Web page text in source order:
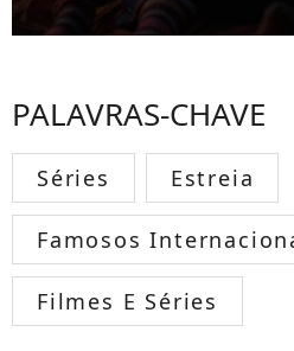
PALAVRAS-CHAVE
Séries Estreia
Famosos
Filmes E Séries